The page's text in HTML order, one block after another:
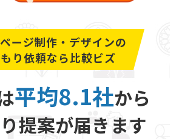
ージ制作・デザインの
り依頼なら比較ビズ
平均8.1社から
提案が届きます